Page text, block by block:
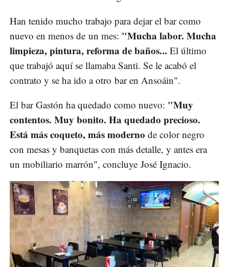
Han tenido mucho trabajo para dejar el bar como
nuevo en menos de un mes: "Mucha labor. Mucha
limpieza, pintura, reforma de baños... El último
que trabajó aquí se llamaba Santi. Se le acabó el
contrato y se ha ido a otro bar en Ansoáin".
El bar Gastón ha quedado como nuevo: "Muy
contentos. Muy bonito. Ha quedado precioso.
Está más coqueto, más moderno de color negro
con mesas y banquetas con más detalle, y antes era
un mobiliario marrón", concluye José Ignacio.